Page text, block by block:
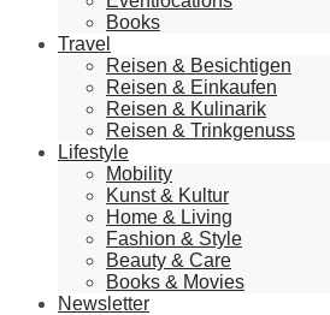
Books
Travel
Reisen & Besichtigen
Reisen & Einkaufen
Reisen & Kulinarik
Reisen & Trinkgenuss
Lifestyle
Mobility
Kunst & Kultur
Home & Living
Fashion & Style
Beauty & Care
Books & Movies
Newsletter